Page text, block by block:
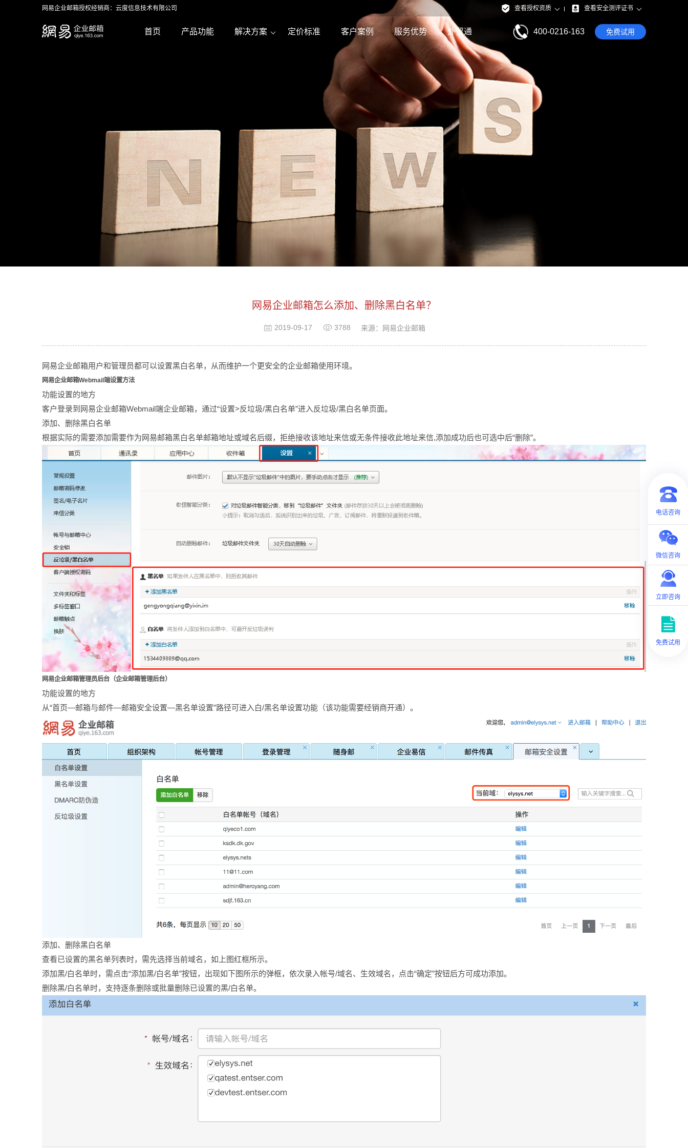
网易企业邮箱授权经销商：云度信息技术有限公司 查看授权资质 查看安全测评证书
首页 产品功能 解决方案 定价标准 客户案例 服务优势 外贸通 400-0216-163 免费试用
网易企业邮箱怎么添加、删除黑白名单？
2019-09-17 3788 来源：网易企业邮箱
网易企业邮箱用户和管理员都可以设置黑白名单，从而维护一个更安全的企业邮箱使用环境。
网易企业邮箱Webmail端设置方法
功能设置的地方
客户登录到网易企业邮箱Webmail端企业邮箱，通过“设置>反垃圾/黑白名单”进入反垃圾/黑白名单页面。
添加、删除黑白名单
根据实际的需要添加需要作为网易邮箱黑白名单邮箱地址或域名后缀，拒绝接收该地址来信或无条件接收此地址来信,添加成功后也可选中后“删除”。
网易企业邮箱管理员后台（企业邮箱管理后台）
功能设置的地方
从“首页—邮箱与邮件—邮箱安全设置—黑名单设置”路径可进入白/黑名单设置功能（该功能需要经销商开通）。
添加、删除黑白名单
查看已设置的黑名单列表时，需先选择当前域名，如上图红框所示。
添加黑/白名单时，需点击“添加黑/白名单”按钮，出现如下图所示的弹框，依次录入帐号/域名、生效域名，点击“确定”按钮后方可成功添加。
删除黑/白名单时，支持逐条删除或批量删除已设置的黑/白名单。
电话咨询
微信咨询
立即咨询
免费试用